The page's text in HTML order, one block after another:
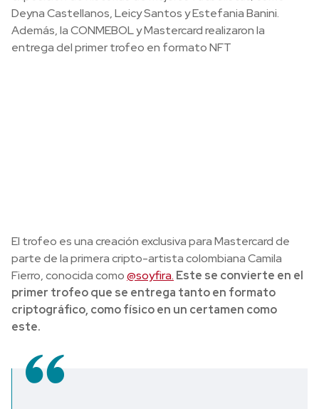
Deyna Castellanos, Leicy Santos y Estefania Banini.
Además, la CONMEBOL y Mastercard realizaron la
entrega del primer trofeo en formato NFT
El trofeo es una creación exclusiva para Mastercard de
parte de la primera cripto-artista colombiana Camila
Fierro, conocida como@soyfira. Este se convierte en el
primer trofeo que se entrega tanto en formato
criptográfico, como físico en un certamen como
este.